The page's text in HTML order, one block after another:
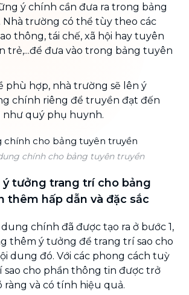
ý chính cần đưa ra trong bảng
trường có thể tùy theo các
thông, tái chế, xã hội hay tuyên
trẻ,...để đưa vào trong bảng tuyên
phù hợp, nhà trường sẽ lên ý
chính riêng để truyền đạt đến
như quý phụ huynh.
chính cho bảng tuyên truyền
ý tưởng trang trí cho bảng
thêm hấp dẫn và đặc sắc
chính đã được tạo ra ở bước 1,
thêm ý tưởng để trang trí sao cho
dung đó. Với các phong cách tuỳ
sao cho phần thông tin được trở
ràng và có tính hiệu quả.